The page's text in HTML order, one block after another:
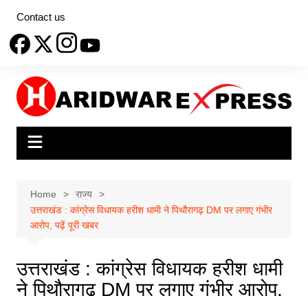
content
Contact us
Home
राज्य
उत्तराखंड : कांग्रेस विधायक हरीश धामी ने पिथौरागढ़ DM पर लगाए गंभीर
आरोप, पढ़ें पूरी खबर
उत्तराखंड : कांग्रेस विधायक हरीश धामी
ने पिथौरागढ़ DM पर लगाए गंभीर आरोप,